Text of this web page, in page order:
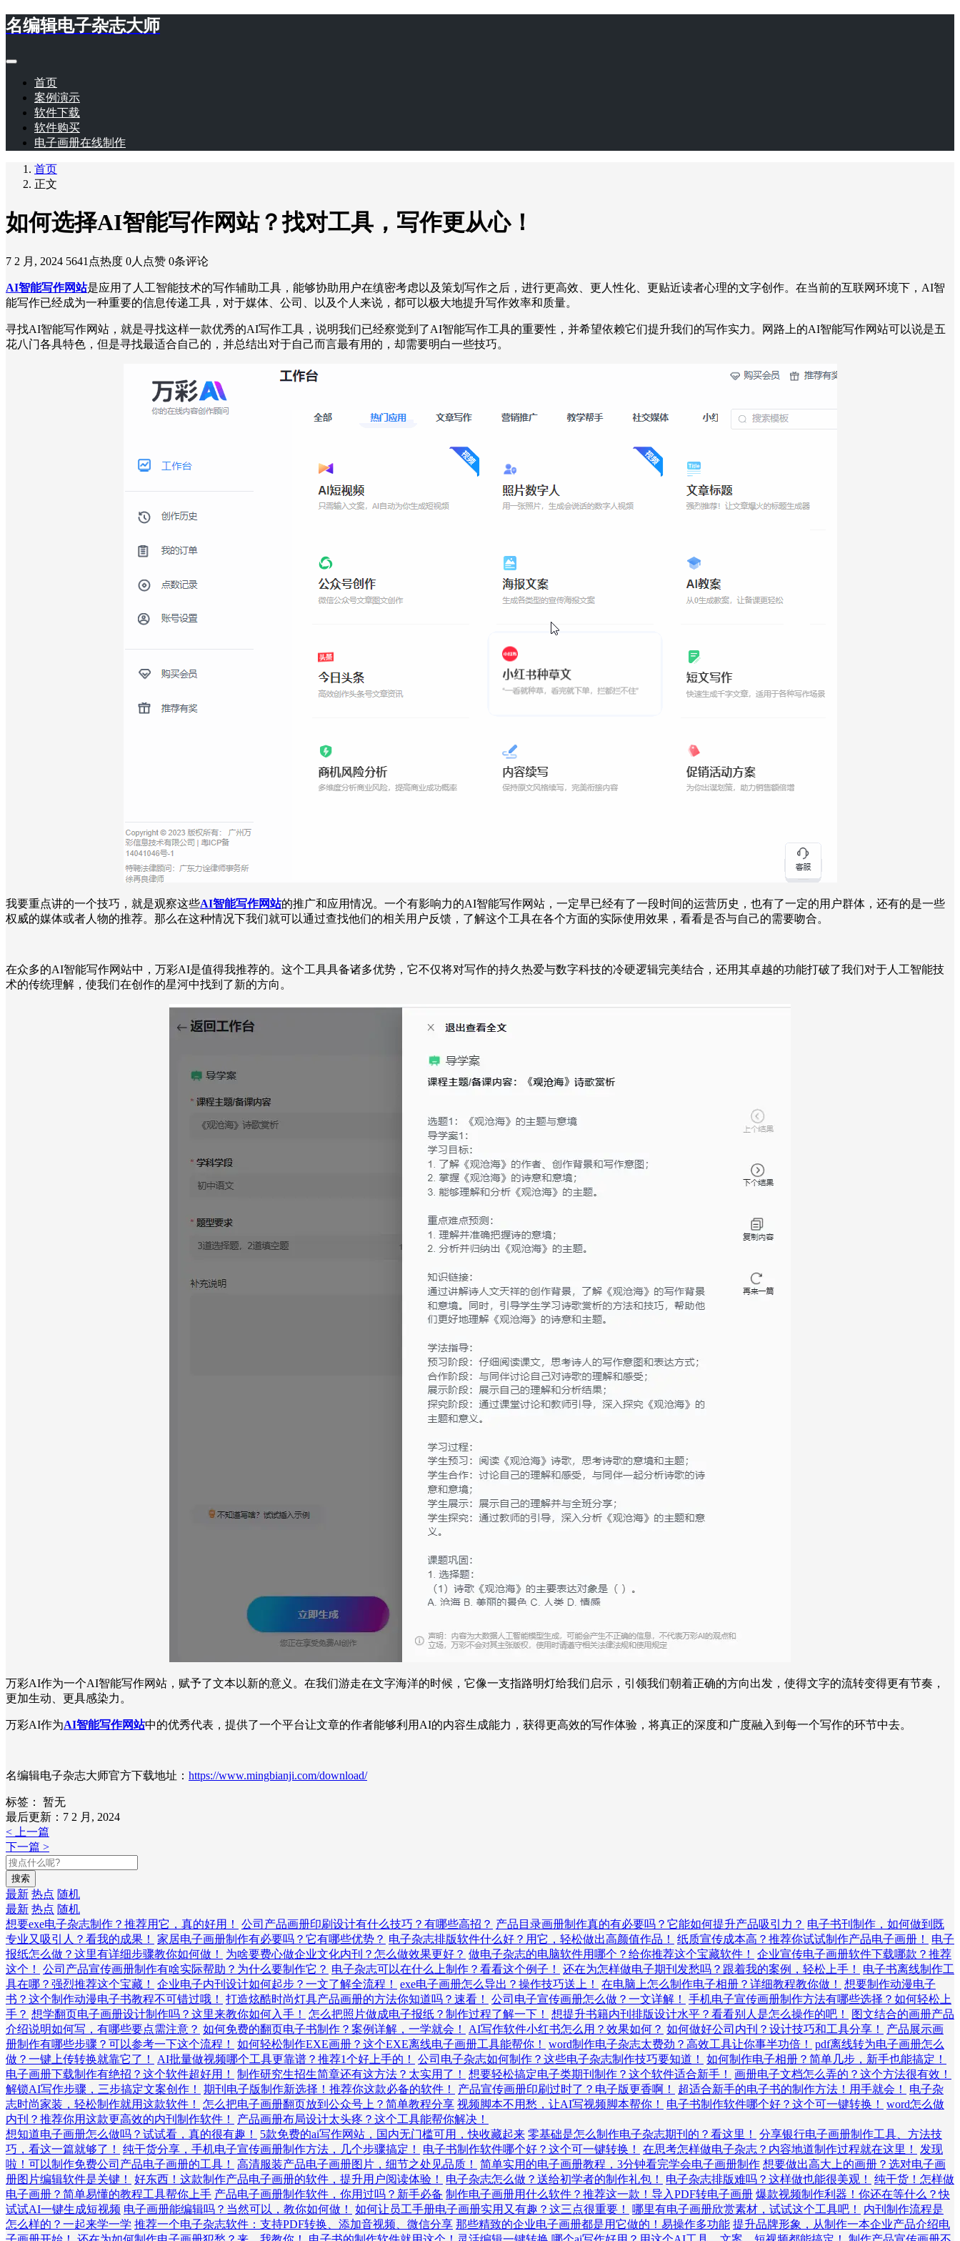
名编辑电子杂志大师
首页
案例演示
软件下载
软件购买
电子画册在线制作
首页
正文
如何选择AI智能写作网站？找对工具，写作更从心！
7 2 月, 2024 5641点热度 0人点赞 0条评论
AI智能写作网站是应用了人工智能技术的写作辅助工具，能够协助用户在缜密考虑以及策划写作之后，进行更高效、更人性化、更贴近读者心理的文字创作。在当前的互联网环境下，AI智
能写作已经成为一种重要的信息传递工具，对于媒体、公司、以及个人来说，都可以极大地提升写作效率和质量。
寻找AI智能写作网站，就是寻找这样一款优秀的AI写作工具，说明我们已经察觉到了AI智能写作工具的重要性，并希望依赖它们提升我们的写作实力。网路上的AI智能写作网站可以说是五
花八门各具特色，但是寻找最适合自己的，并总结出对于自己而言最有用的，却需要明白一些技巧。
我要重点讲的一个技巧，就是观察这些AI智能写作网站的推广和应用情况。一个有影响力的AI智能写作网站，一定早已经有了一段时间的运营历史，也有了一定的用户群体，还有的是一些
权威的媒体或者人物的推荐。那么在这种情况下我们就可以通过查找他们的相关用户反馈，了解这个工具在各个方面的实际使用效果，看看是否与自己的需要吻合。
在众多的AI智能写作网站中，万彩AI是值得我推荐的。这个工具具备诸多优势，它不仅将对写作的持久热爱与数字科技的冷硬逻辑完美结合，还用其卓越的功能打破了我们对于人工智能技
术的传统理解，使我们在创作的星河中找到了新的方向。
万彩AI作为一个AI智能写作网站，赋予了文本以新的意义。在我们游走在文字海洋的时候，它像一支指路明灯给我们启示，引领我们朝着正确的方向出发，使得文字的流转变得更有节奏，
更加生动、更具感染力。
万彩AI作为AI智能写作网站中的优秀代表，提供了一个平台让文章的作者能够利用AI的内容生成能力，获得更高效的写作体验，将真正的深度和广度融入到每一个写作的环节中去。
名编辑电子杂志大师官方下载地址： https://www.mingbianji.com/download/
标签：
暂无
最后更新：7 2 月, 2024
< 上一篇
下一篇 >
搜索
最新 热点 随机
最新 热点 随机
想要exe电子杂志制作？推荐用它，真的好用！
公司产品画册印刷设计有什么技巧？有哪些高招？ 产品目录画册制作真的有必要吗？它能如何提升产品吸引力？ 电子书刊制作，如何做到既
专业又吸引人？看我的成果！
家居电子画册制作有必要吗？它有哪些优势？ 电子杂志排版软件什么好？用它，轻松做出高颜值作品！ 纸质宣传成本高？推荐你试试制作产品电子画册！
电子
报纸怎么做？这里有详细步骤教你如何做！
为啥要费心做企业文化内刊？怎么做效果更好？ 做电子杂志的电脑软件用哪个？给你推荐这个宝藏软件！
企业宣传电子画册软件下载哪款？推荐
这个！
公司产品宣传画册制作有啥实际帮助？为什么要制作它？ 电子杂志可以在什么上制作？看看这个例子！ 还在为怎样做电子期刊发愁吗？跟着我的案例，轻松上手！
电子书离线制作工
具在哪？强烈推荐这个宝藏！
企业电子内刊设计如何起步？一文了解全流程！ exe电子画册怎么导出？操作技巧送上！ 在电脑上怎么制作电子相册？详细教程教你做！
想要制作动漫电子
书？这个制作动漫电子书教程不可错过哦！
打造炫酷时尚灯具产品画册的方法你知道吗？速看！ 公司电子宣传画册怎么做？一文详解！
手机电子宣传画册制作方法有哪些选择？如何轻松上
手？ 想学翻页电子画册设计制作吗？这里来教你如何入手！ 怎么把照片做成电子报纸？制作过程了解一下！ 想提升书籍内刊排版设计水平？看看别人是怎么操作的吧！
图文结合的画册产品
介绍说明如何写，有哪些要点需注意？ 如何免费的翻页电子书制作？案例详解，一学就会！ AI写作软件小红书怎么用？效果如何？ 如何做好公司内刊？设计技巧和工具分享！
产品展示画
册制作有哪些步骤？可以参考一下这个流程！
如何轻松制作EXE画册？这个EXE离线电子画册工具能帮你！ word制作电子杂志太费劲？高效工具让你事半功倍！
pdf离线转为电子画册怎么
做？一键上传转换就靠它了！
AI批量做视频哪个工具更靠谱？推荐1个好上手的！ 公司电子杂志如何制作？这些电子杂志制作技巧要知道！
如何制作电子相册？简单几步，新手也能搞定！
电子画册下载制作有绝招？这个软件超好用！
制作研究生招生简章还有这方法？太实用了！ 想要轻松搞定电子类期刊制作？这个软件适合新手！
画册电子文档怎么弄的？这个方法很有效！
解锁AI写作步骤，三步搞定文案创作！
期刊电子版制作新选择！推荐你这款必备的软件！ 产品宣传画册印刷过时了？电子版更香啊！ 超适合新手的电子书的制作方法！用手就会！
电子杂
志时尚家装，轻松制作就用这款软件！
怎么把电子画册翻页放到公众号上？简单教程分享 视频脚本不用愁，让AI写视频脚本帮你！ 电子书制作软件哪个好？这个可一键转换！
word怎么做
内刊？推荐你用这款更高效的内刊制作软件！
产品画册布局设计太头疼？这个工具能帮你解决！
想知道电子画册怎么做吗？试试看，真的很有趣！
5款免费的ai写作网站，国内无门槛可用，快收藏起来 零基础是怎么制作电子杂志期刊的？看这里！
分享银行电子画册制作工具、方法技
巧，看这一篇就够了！
纯干货分享，手机电子宣传画册制作方法，几个步骤搞定！ 电子书制作软件哪个好？这个可一键转换！ 在思考怎样做电子杂志？内容地道制作过程就在这里！
发现
啦！可以制作免费公司产品电子画册的工具！
高清服装产品电子画册图片，细节之处见品质！ 简单实用的电子画册教程，3分钟看完学会电子画册制作 想要做出高大上的画册？选对电子画
册图片编辑软件是关键！
好东西！这款制作产品电子画册的软件，提升用户阅读体验！ 电子杂志怎么做？送给初学者的制作礼包！ 电子杂志排版难吗？这样做也能很美观！
纯干货！怎样做
电子画册？简单易懂的教程工具帮你上手 产品电子画册制作软件，你用过吗？新手必备 制作电子画册用什么软件？推荐这一款！导入PDF转电子画册 爆款视频制作利器！你还在等什么？快
试试AI一键生成短视频 电子画册能编辑吗？当然可以，教你如何做！ 如何让员工手册电子画册实用又有趣？这三点很重要！ 哪里有电子画册欣赏素材，试试这个工具吧！
内刊制作流程是
怎么样的？一起来学一学 推荐一个电子杂志软件：支持PDF转换、添加音视频、微信分享 那些精致的企业电子画册都是用它做的！易操作多功能 提升品牌形象，从制作一本企业产品介绍电